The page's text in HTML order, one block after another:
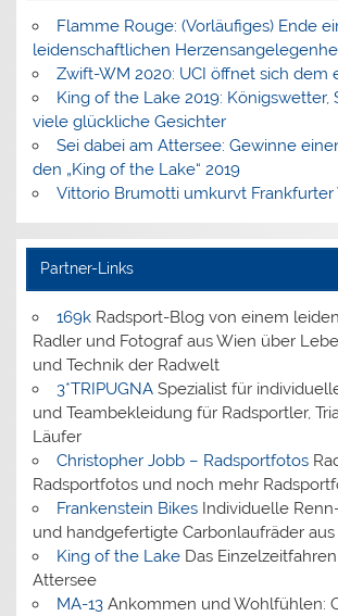
Flamme Rouge: (Vorläufiges) Ende
leidenschaftlichen
Zwift-WM 2020: UCI öffnet sich dem
King of the Lake 2019: Königswetter,
viele glückliche Gesichter
Sei dabei am Attersee: Gewinne
den „King of the Lake“ 2019
Vittorio Brumotti umkurvt Frankfurter
Partner-Links
169kRadsport-Blog von einem
Radler und Fotograf aus Wien über
und Technik der Radwelt
3*TRIPUGNASpezialist für
und Teambekleidung für Radsportler,
Läufer
Christopher Jobb – Radsportfotos
Radsportfotos und noch mehr
Frankenstein BikesIndividuelle
und handgefertigte Carbonlaufräder aus
King of the LakeDas
Attersee
MA-13Ankommen und Wohlfühlen: